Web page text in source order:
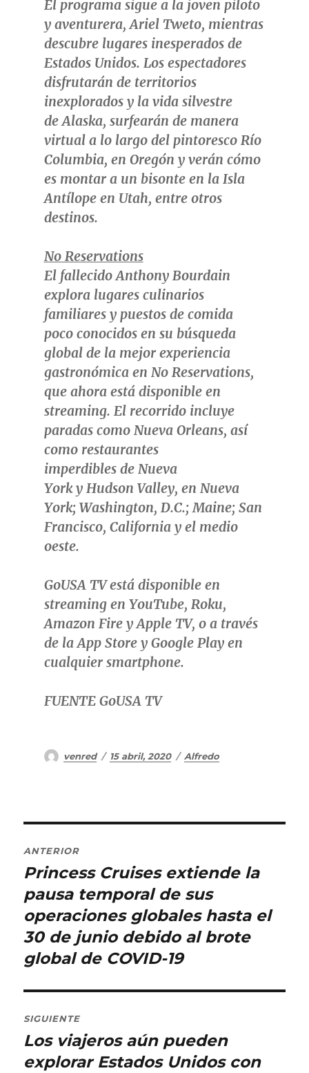
El programa sigue a la joven piloto
y aventurera,Ariel Tweto, mientras
descubre lugares inesperados de
Estados Unidos. Los espectadores
disfrutarán de territorios
inexplorados y la vida silvestre
de Alaska, surfearán de manera
virtual a lo largo del pintoresco Río
Columbia, en Oregón y verán cómo
es montar a un bisonte en la Isla
Antílope en Utah, entre otros
destinos.
No Reservations
El fallecidoAnthony Bourdain
explora lugares culinarios
familiares y puestos de comida
poco conocidos en su búsqueda
global de la mejor experiencia
gastronómica en No Reservations,
que ahora está disponible en
streaming. El recorrido incluye
paradas como Nueva Orleans, así
como restaurantes
imperdibles de Nueva
York y Hudson Valley, en Nueva
York; Washington, D.C.;Maine; San
Francisco, Californiay el medio
oeste.
GoUSA TV está disponible en
streaming en YouTube, Roku,
Amazon Fire y Apple TV, o a través
de la App Store y Google Play en
cualquier smartphone.
FUENTE GoUSA TV
Autor
venred
Publicado
15 abril, 2020 Categorías
Alfredo
de
entradas
ANTERIOR
Entrada
anterior:
Princess Cruises extiende la
pausa temporal de sus
operaciones globales hasta el
30 de junio debido al brote
global de COVID-19
SIGUIENTE
Entrada
siguiente:
Los viajeros aún pueden
explorar Estados Unidos con